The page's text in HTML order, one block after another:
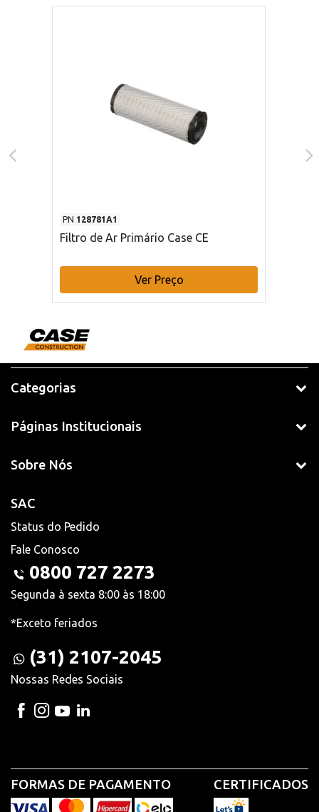
PN 128781A1
Filtro de Ar Primário Case CE
Ver Preço
Categorias
Páginas Institucionais
Sobre Nós
SAC
Status do Pedido
Fale Conosco
0800 727 2273
Segunda à sexta 8:00 às 18:00
*Exceto feriados
(31) 2107-2045
Nossas Redes Sociais
FORMAS DE PAGAMENTO CERTIFICADOS